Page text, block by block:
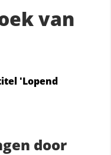
van
'Lopend
door